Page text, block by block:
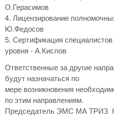
О.Герасимов
4. Лицензирование
Ю.Федосов
5. Сертификация
уровня - А.Кислов
Ответственные за другие
будут назначаться по
мере возникновения
по этим направлениям.
Председатель ЭМС МА ТРИЗ